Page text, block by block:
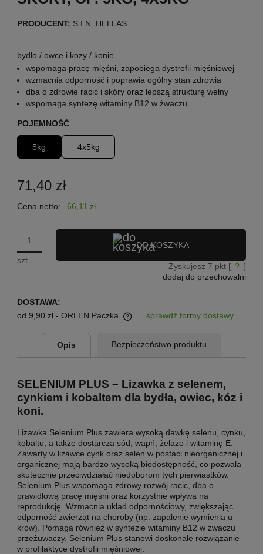
PRODUCENT: S.I.N. HELLAS
bydło / owce i kozy / konie
wspomaga pracę mięśni, zapobiega dystrofii mięśniowej
wzmacnia odporność i poprawia ogólny stan zdrowia
dba o zdrowie racic i skóry oraz lepszą strukturę wełny
wspomaga syntezę witaminy B12 w żwaczu
POJEMNOŚĆ
5kg 4x5kg
71,40 zł
Cena netto: 66,11 zł
szt.
DO KOSZYKA
Zyskujesz 7 pkt [ ? ]
dodaj do przechowalni
DOSTAWA:
od 9,90 zł - ORLEN Paczka sprawdź formy dostawy
Opis Bezpieczeństwo produktu
SELENIUM PLUS – Lizawka z selenem,
cynkiem i kobaltem dla bydła, owiec, kóz i
koni.
Lizawka Selenium Plus zawiera wysoką dawkę selenu, cynku,
kobaltu, a także dostarcza sód, wapń, żelazo i witaminę E.
Zawarty w lizawce cynk oraz selen w postaci nieorganicznej i
organicznej mają bardzo wysoką biodostępność, co pozwala
skutecznie przeciwdziałać niedoborom tych pierwiastków.
Selenium Plus wspomaga zdrowy rozwój racic, dba o
prawidłową pracę mięśni oraz korzystnie wpływa na
reprodukcję. Wzmacnia układ odpornościowy, zwiększając
odporność zwierząt na choroby (np. zapalenie wymienia u
krów). Pomaga również w syntezie witaminy B12 w żwaczu
przeżuwaczy. Selenium Plus stanowi doskonałe rozwiązanie
w profilaktyce dystrofii mięśniowej.